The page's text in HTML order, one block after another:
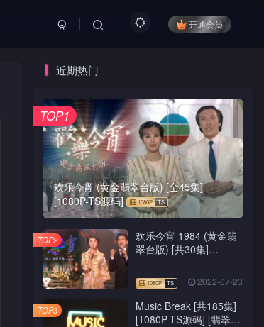
开通会员
近期热门
欢乐今宵 (黄金翡翠台版) [全45集]
[1080P-TS源码]
TOP1
欢乐今宵 1984 (黄金翡
翠台版) [共30集]
2022-07-23
TOP2
Music Break [共185集]
[1080P-TS源码] [翡翠
TOP3